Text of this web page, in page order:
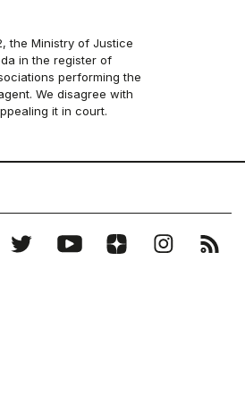
the Ministry of Justice
in the register of
performing the
We disagree with
it in court.